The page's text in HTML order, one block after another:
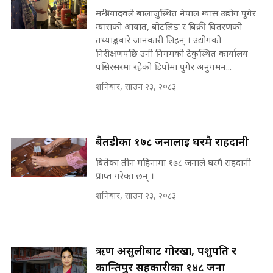
SIDHAKURA ||
सहकारी पीडितसँग मन्त्री प्रतिभा रावलले
भनिन्–साथ दिनुहोस्, दबाब होइन ||
Sidhakura || Pratibha Rawal
Waterfall of Rasuwa ||
उठिबास | The Dark Side of
'Poppo Live'-SIDHAKURA
INVESTIGATION
घुसको डिल || Raj Kumar Gupta ||
घुसको डिल गर्ने मन्त्रीकाे राजिनामा,
भूमिसुधार मन्त्रीलाई जोगाइदै ! ||
SIDHAKURA ||
प्रधानमन्त्री ? || SIDHAKURA ||
SIDHAKURA INVESTIGATION
||
मन्त्री यादवले बालाजुस्थित नेपाल ग्यास उद्योग पुगेर
ग्यासको आयात, बोटलिङ र बिक्री वितरणको
तथ्याङ्कबारे जानकारी लिइन् । उद्योगको
निरीक्षणपछि उनी निगमको टेकुस्थित कार्यालय
पसिरसरमा रहेको डिपोमा पुगेर अनुगमन...
शनिबार, साउन २३, २०८३
बैतडीका १७८ जनालाई घरमै राहदानी
बितेका तीन महिनामा १७८ जनाले घरमै राहदानी
प्राप्त गरेका छन् ।
शनिबार, साउन २३, २०८३
ऋण असुलीबाट गोरखा, पशुपति र
कान्तिपुर सहकारीका १४८ जना